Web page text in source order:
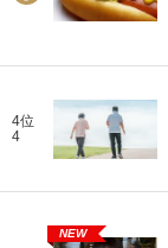
4位
4
NEW